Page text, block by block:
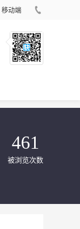
移动端
461
被浏览次数